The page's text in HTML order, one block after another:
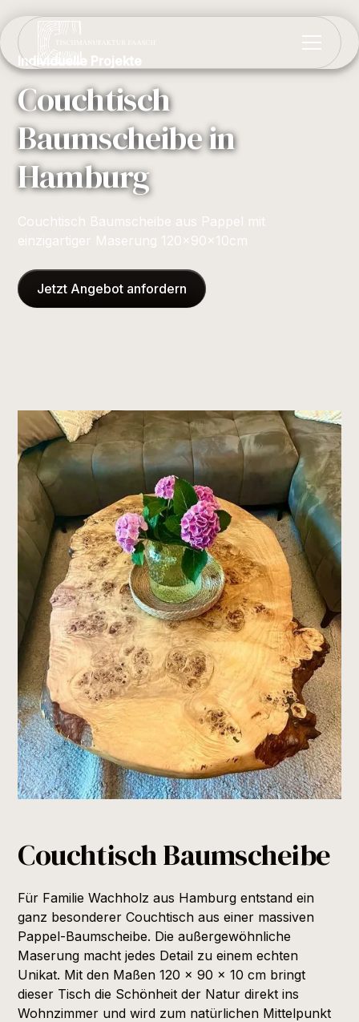
Individuelle Projekte
Couchtisch
Baumscheibe in
Hamburg
Couchtisch Baumscheibe aus Pappel mit
einzigartiger Maserung 120x90x10cm
Jetzt Angebot anfordern
Couchtisch Baumscheibe
Für Familie Wachholz aus Hamburg entstand ein
ganz besonderer Couchtisch aus einer massiven
Pappel-Baumscheibe. Die außergewöhnliche
Maserung macht jedes Detail zu einem echten
Unikat. Mit den Maßen 120 x 90 x 10 cm bringt
dieser Tisch die Schönheit der Natur direkt ins
Wohnzimmer und wird zum natürlichen Mittelpunkt